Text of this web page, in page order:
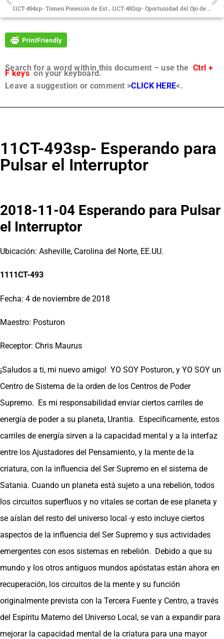
11CT-494sp- Tomen Posesión de Estos Poderes 11CT-492sp- Oportunidad del Ojo de la Aguja
Search for a word within this document – use the Ctrl +
F keyson your keyboard.
Leave a suggestion or comment >CLICK HERE<.
11CT-493sp- Esperando para
Pulsar el Interruptor
2018-11-04 Esperando para Pulsar
el Interruptor
Ubicación: Asheville, Carolina del Norte, EE.UU.
1111CT-493
Fecha: 4 de noviembre de 2018
Maestro: Posturon
Receptor: Chris Maurus
¡Saludos a ti, mi nuevo amigo! YO SOY Posturon, y YO SOY un
Centro de Sistema de la orden de los Centros de Poder
Supremo. Es mi responsabilidad enviar ciertos carriles de
energía de poder a su planeta, Urantia. Específicamente, estos
carriles de energía sirven a la capacidad mental y a la interfaz
entre los Ajustadores del Pensamiento, y la mente de la
criatura, con la influencia del Ser Supremo en el sistema de
Satania. Cuando un planeta está sujeto a una rebelión, todos
los circuitos superfluos y no vitales se cortan de ese planeta y
se aíslan del resto del universo local -y esto incluye ciertos
aspectos de la influencia del Ser Supremo y sus actividades
emergentes con esos sistemas en rebelión. Debido a que su
mundo y los otros antiguos mundos apóstatas están ahora en
recuperación, los circuitos de la mente y su función
originalmente prevista con la Tercera Fuente y Centro, a través
del Espíritu Materno del Universo Local, se van a expandir para
mejorar la capacidad mental de la criatura para una mayor